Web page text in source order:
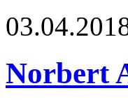
Norbert